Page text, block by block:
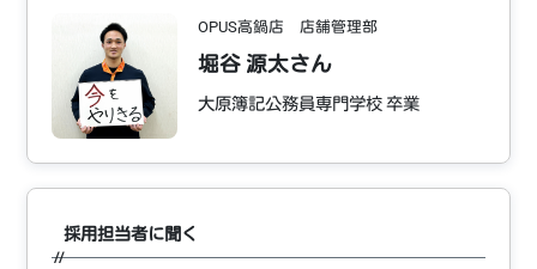
OPUS高鍋店 店舗管理部
堀谷 源太さん
大原簿記公務員専門学校 卒業
採用担当者に聞く